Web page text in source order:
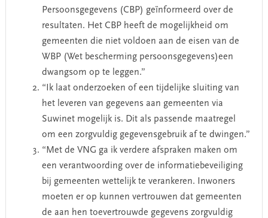
Persoonsgegevens (CBP) geïnformeerd over de
resultaten. Het CBP heeft de mogelijkheid om
gemeenten die niet voldoen aan de eisen van de
WBP (Wet bescherming persoonsgegevens)een
dwangsom op te leggen.”
“Ik laat onderzoeken of een tijdelijke sluiting van
het leveren van gegevens aan gemeenten via
Suwinet mogelijk is. Dit als passende maatregel
om een zorgvuldig gegevensgebruik af te dwingen.”
“Met de VNG ga ik verdere afspraken maken om
een verantwoording over de informatiebeveiliging
bij gemeenten wettelijk te verankeren. Inwoners
moeten er op kunnen vertrouwen dat gemeenten
de aan hen toevertrouwde gegevens zorgvuldig